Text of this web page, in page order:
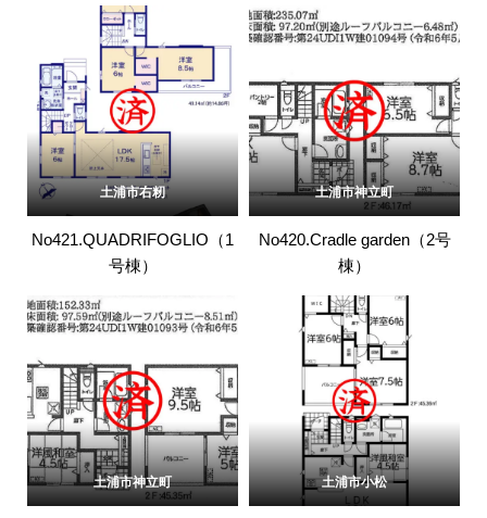
土浦市右籾
No421.QUADRIFOGLIO（1
号棟）
土浦市神立町
No420.Cradle garden（2号
棟）
土浦市神立町 土浦市小松